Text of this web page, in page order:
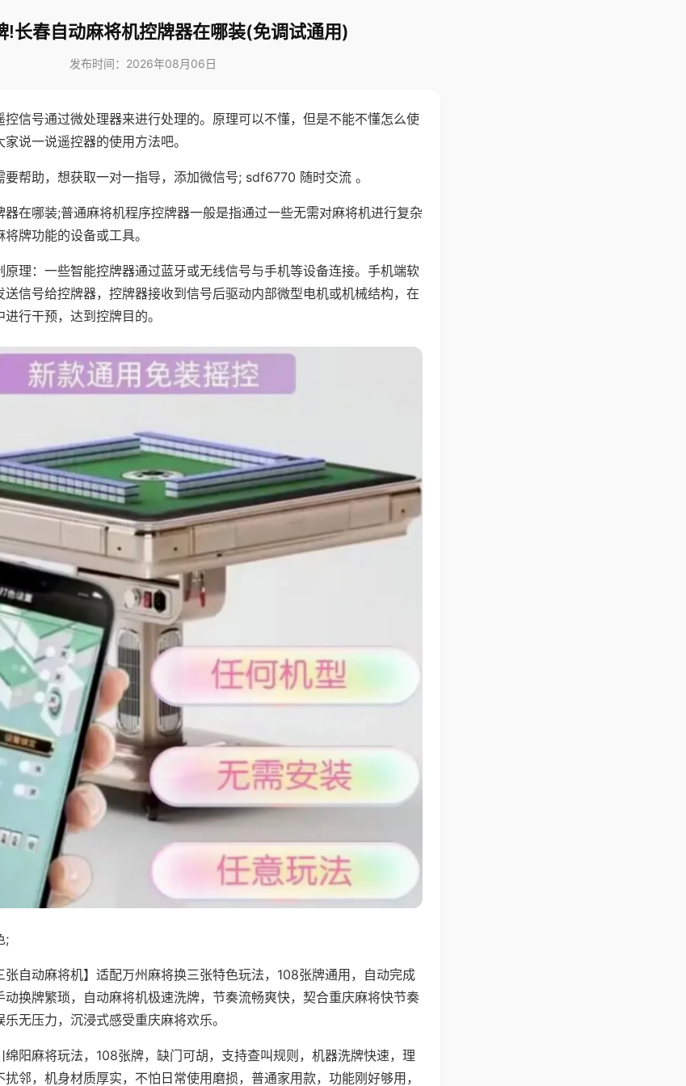
!长春自动麻将机控牌器在哪装(免调试通用)
发布时间：2026年08月06日
控信号通过微处理器来进行处理的。原理可以不懂，但是不能不懂怎么使
说一说遥控器的使用方法吧。
帮助，想获取一对一指导，添加微信号; sdf6770 随时交流 。
器在哪装;普通麻将机程序控牌器一般是指通过一些无需对麻将机进行复杂
牌功能的设备或工具。
原理：一些智能控牌器通过蓝牙或无线信号与手机等设备连接。手机端软
信号给控牌器，控牌器接收到信号后驱动内部微型电机或机械结构，在
行干预，达到控牌目的。
;
张自动麻将机】适配万州麻将换三张特色玩法，108张牌通用，自动完成
换牌繁琐，自动麻将机极速洗牌，节奏流畅爽快，契合重庆麻将快节奏
无压力，沉浸式感受重庆麻将欢乐。
绵阳麻将玩法，108张牌，缺门可胡，支持查叫规则，机器洗牌快速，理
邻，机身材质厚实，不怕日常使用磨损，普通家用款，功能刚好够用，